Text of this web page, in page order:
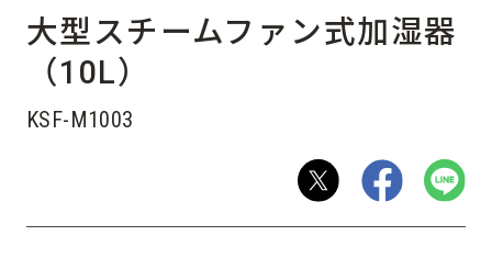
大型スチームファン式加湿器
（10L）
KSF-M1003